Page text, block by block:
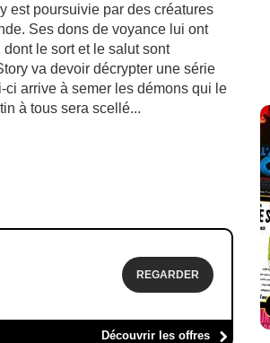
est poursuivie par des créatures
Ses dons de voyance lui ont
le sort et le salut sont
va devoir décrypter une série
arrive à semer les démons qui le
à tous sera scellé...
REGARDER
Découvrir les offres